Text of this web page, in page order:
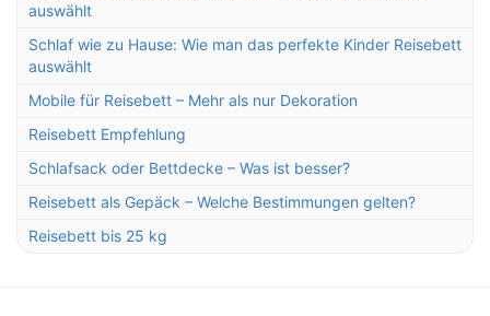
auswählt
Schlaf wie zu Hause: Wie man das perfekte Kinder Reisebett
auswählt
Mobile für Reisebett – Mehr als nur Dekoration
Reisebett Empfehlung
Schlafsack oder Bettdecke – Was ist besser?
Reisebett als Gepäck – Welche Bestimmungen gelten?
Reisebett bis 25 kg